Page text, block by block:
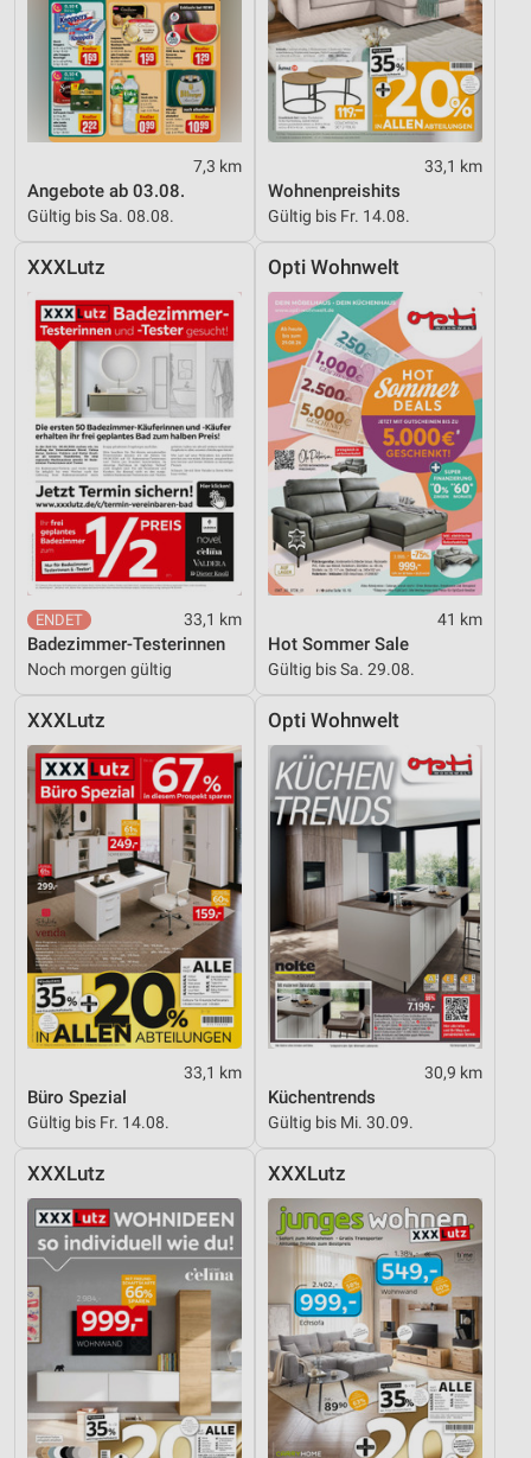
7,3 km
Angebote ab 03.08.
Gültig bis Sa. 08.08.
33,1 km
Wohnenpreishits
Gültig bis Fr. 14.08.
XXXLutz
33,1 km
Badezimmer-Testerinnen
Noch morgen gültig
Opti Wohnwelt
41 km
Hot Sommer Sale
Gültig bis Sa. 29.08.
XXXLutz
33,1 km
Büro Spezial
Gültig bis Fr. 14.08.
Opti Wohnwelt
30,9 km
Küchentrends
Gültig bis Mi. 30.09.
XXXLutz XXXLutz